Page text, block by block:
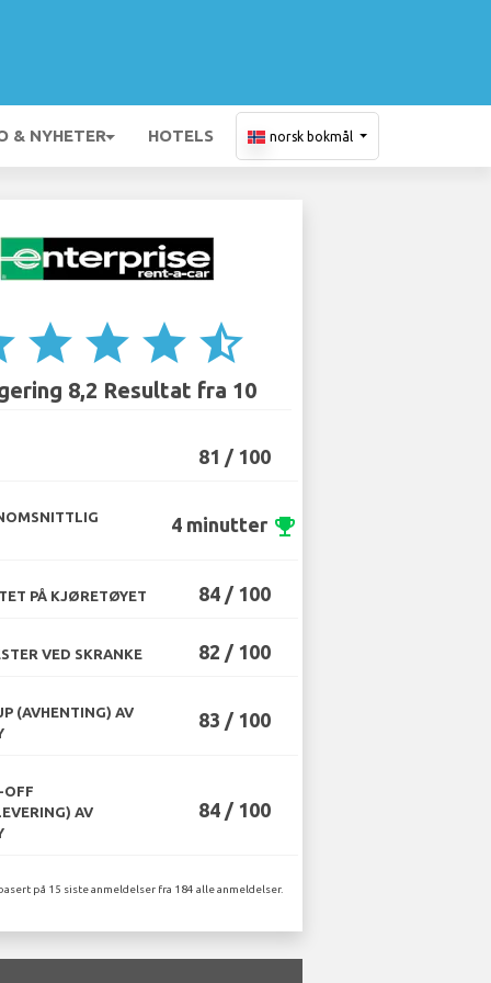
& NYHETER HOTELS norsk bokmål
star star star star_half
8,2 Resultat fra 10
81 / 100
4 minutter emoji_events
PÅ KJØRETØYET 84 / 100
VED SKRANKE 82 / 100
(AVHENTING) AV
83 / 100
OFF
AV
84 / 100
på 15 siste anmeldelser fra 184 alle anmeldelser.